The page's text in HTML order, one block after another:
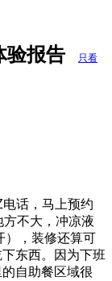
验报告 只看
话，马上预约
不大，冲凉液
），装修还算可
东西。因为下班
自助餐区域很